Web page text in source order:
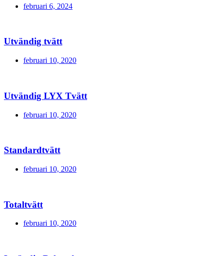
februari 6, 2024
Utvändig tvätt
februari 10, 2020
Utvändig LYX Tvätt
februari 10, 2020
Standardtvätt
februari 10, 2020
Totaltvätt
februari 10, 2020